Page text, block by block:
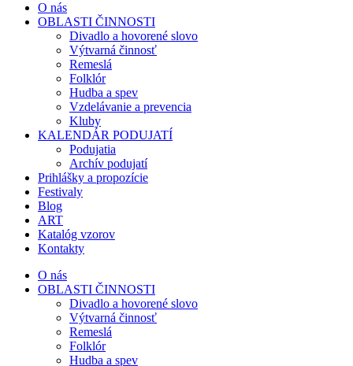
O nás
OBLASTI ČINNOSTI
Divadlo a hovorené slovo
Výtvarná činnosť
Remeslá
Folklór
Hudba a spev
Vzdelávanie a prevencia
Kluby
KALENDÁR PODUJATÍ
Podujatia
Archív podujatí
Prihlášky a propozície
Festivaly
Blog
ART
Katalóg vzorov
Kontakty
O nás
OBLASTI ČINNOSTI
Divadlo a hovorené slovo
Výtvarná činnosť
Remeslá
Folklór
Hudba a spev